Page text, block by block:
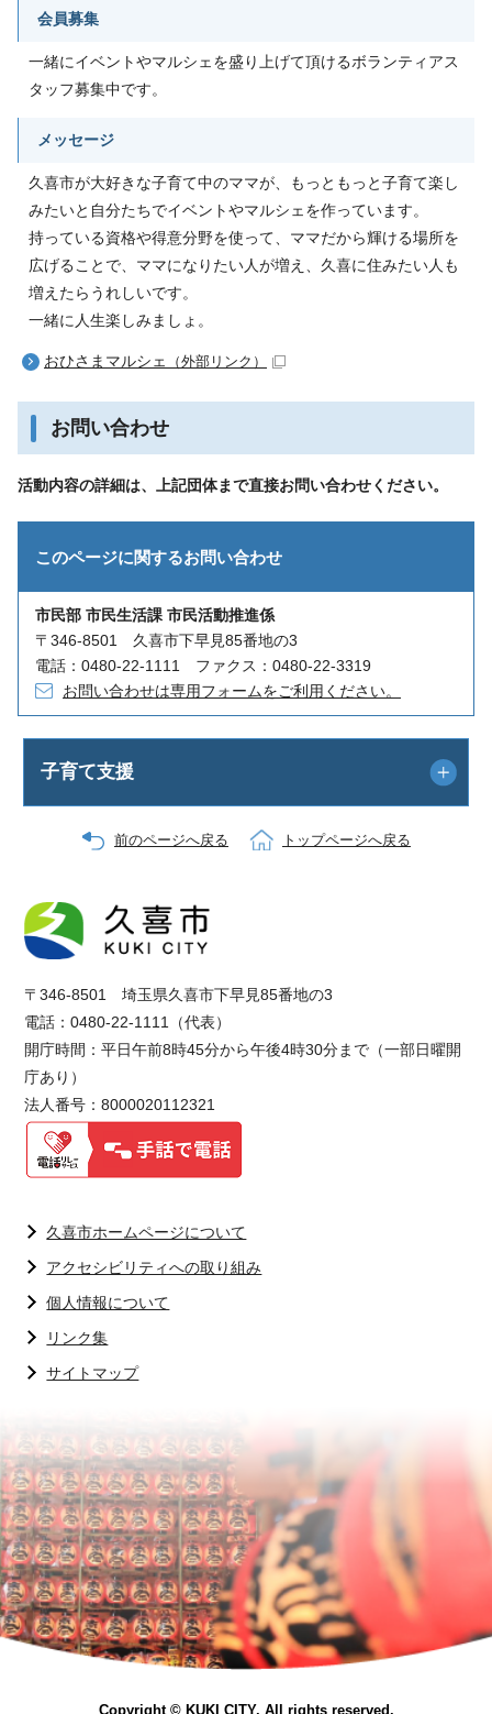
会員募集
一緒にイベントやマルシェを盛り上げて頂けるボランティアス
タッフ募集中です。
メッセージ
久喜市が大好きな子育て中のママが、もっともっと子育て楽し
みたいと自分たちでイベントやマルシェを作っています。
持っている資格や得意分野を使って、ママだから輝ける場所を
広げることで、ママになりたい人が増え、久喜に住みたい人も
増えたらうれしいです。
一緒に人生楽しみましょ。
おひさまマルシェ （外部リンク）
お問い合わせ
活動内容の詳細は、上記団体まで直接お問い合わせください。
このページに関するお問い合わせ
市民部 市民生活課 市民活動推進係
〒346-8501 久喜市下早見85番地の3
電話：0480-22-1111 ファクス：0480-22-3319
お問い合わせは専用フォームをご利用ください。
子育て支援
前のページへ戻る トップページへ戻る
〒346-8501 埼玉県久喜市下早見85番地の3
電話：0480-22-1111（代表）
開庁時間：平日午前8時45分から午後4時30分まで（一部日曜開
庁あり）
法人番号：8000020112321
久喜市ホームページについて
アクセシビリティへの取り組み
個人情報について
リンク集
サイトマップ
Copyright © KUKI CITY. All rights reserved.